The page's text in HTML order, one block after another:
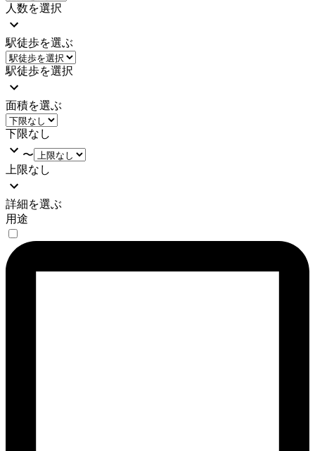
人数を選択
駅徒歩を選ぶ
駅徒歩を選択
面積を選ぶ
下限なし
〜
上限なし
詳細を選ぶ
用途